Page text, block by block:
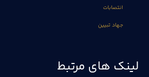
انتصابات
جهاد تبیین
لینک های مرتبط